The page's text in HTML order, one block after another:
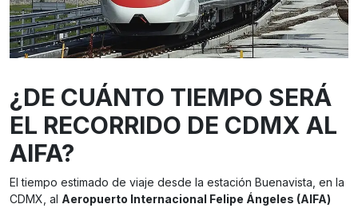
¿DE CUÁNTO TIEMPO SERÁ
EL RECORRIDO DE CDMX AL
AIFA?
El tiempo estimado de viaje desde la estación Buenavista, en la
CDMX, al Aeropuerto Internacional Felipe Ángeles (AIFA)